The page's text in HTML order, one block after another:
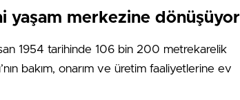
yaşam merkezine dönüşüyor
1954 tarihinde 106 bin 200 metrekarelik
bakım, onarım ve üretim faaliyetlerine ev